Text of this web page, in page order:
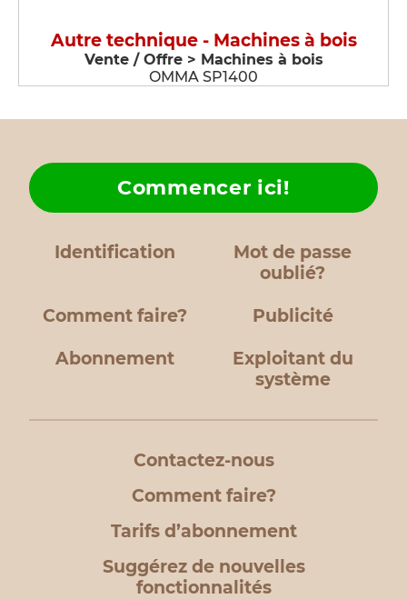
Autre technique - Machines à bois
Vente / Offre > Machines à bois
OMMA SP1400
Identification
Mot de passe
oublié?
Comment faire?
Commencer ici!
Publicité
Abonnement
Exploitant du
système
Contactez-nous
Comment faire?
Tarifs d’abonnement
Suggérez de nouvelles
fonctionnalités